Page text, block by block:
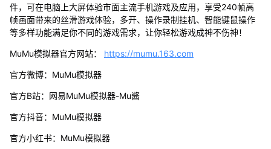
件，可在电脑上大屏体验市面主流手机游戏及应用，享受240帧高
帧画面带来的丝滑游戏体验，多开、操作录制挂机、智能键鼠操作
等多样功能满足你不同的游戏需求，让你轻松游戏成神不伤神！
MuMu模拟器官方网站： https://mumu.163.com
官方微博：MuMu模拟器
官方B站：网易MuMu模拟器-Mu酱
官方抖音：MuMu模拟器
官方小红书：MuMu模拟器